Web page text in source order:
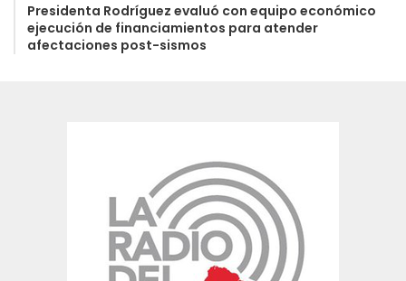
Presidenta Rodríguez evaluó con equipo económico
ejecución de financiamientos para atender
afectaciones post-sismos